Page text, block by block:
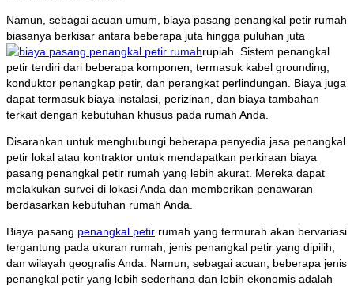
Namun, sebagai acuan umum, biaya pasang penangkal petir rumah
biasanya berkisar antara beberapa juta hingga puluhan juta
rupiah. Sistem penangkal
petir terdiri dari beberapa komponen, termasuk kabel grounding,
konduktor penangkap petir, dan perangkat perlindungan. Biaya juga
dapat termasuk biaya instalasi, perizinan, dan biaya tambahan
terkait dengan kebutuhan khusus pada rumah Anda.
Disarankan untuk menghubungi beberapa penyedia jasa penangkal
petir lokal atau kontraktor untuk mendapatkan perkiraan biaya
pasang penangkal petir rumah yang lebih akurat. Mereka dapat
melakukan survei di lokasi Anda dan memberikan penawaran
berdasarkan kebutuhan rumah Anda.
Biaya pasang penangkal petir rumah yang termurah akan bervariasi
tergantung pada ukuran rumah, jenis penangkal petir yang dipilih,
dan wilayah geografis Anda. Namun, sebagai acuan, beberapa jenis
penangkal petir yang lebih sederhana dan lebih ekonomis adalah